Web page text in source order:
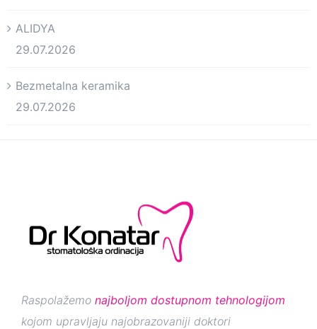
ALIDYA
29.07.2026
Bezmetalna keramika
29.07.2026
Raspolažemo najboljom dostupnom tehnologijom
kojom upravljaju najobrazovaniji doktori